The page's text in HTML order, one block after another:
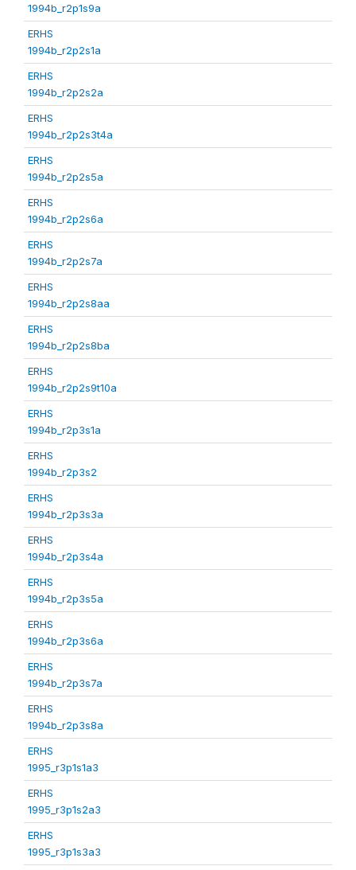
1994b_r2p1s9a
ERHS
1994b_r2p2s1a
ERHS
1994b_r2p2s2a
ERHS
1994b_r2p2s3t4a
ERHS
1994b_r2p2s5a
ERHS
1994b_r2p2s6a
ERHS
1994b_r2p2s7a
ERHS
1994b_r2p2s8aa
ERHS
1994b_r2p2s8ba
ERHS
1994b_r2p2s9t10a
ERHS
1994b_r2p3s1a
ERHS
1994b_r2p3s2
ERHS
1994b_r2p3s3a
ERHS
1994b_r2p3s4a
ERHS
1994b_r2p3s5a
ERHS
1994b_r2p3s6a
ERHS
1994b_r2p3s7a
ERHS
1994b_r2p3s8a
ERHS
1995_r3p1s1a3
ERHS
1995_r3p1s2a3
ERHS
1995_r3p1s3a3